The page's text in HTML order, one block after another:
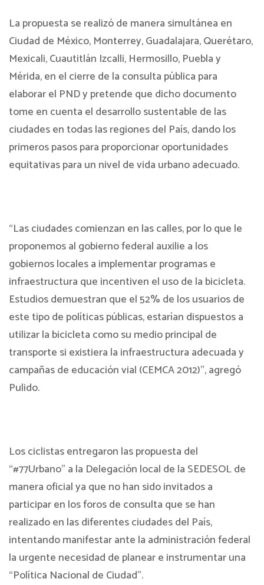
La propuesta se realizó de manera simultánea en
Ciudad de México, Monterrey, Guadalajara, Querétaro,
Mexicali, Cuautitlán Izcalli, Hermosillo, Puebla y
Mérida, en el cierre de la consulta pública para
elaborar el PND y pretende que dicho documento
tome en cuenta el desarrollo sustentable de las
ciudades en todas las regiones del País, dando los
primeros pasos para proporcionar oportunidades
equitativas para un nivel de vida urbano adecuado.
“Las ciudades comienzan en las calles, por lo que le
proponemos al gobierno federal auxilie a los
gobiernos locales a implementar programas e
infraestructura que incentiven el uso de la bicicleta.
Estudios demuestran que el 52% de los usuarios de
este tipo de políticas públicas, estarían dispuestos a
utilizar la bicicleta como su medio principal de
transporte si existiera la infraestructura adecuada y
campañas de educación vial (CEMCA 2012)”, agregó
Pulido.
Los ciclistas entregaron las propuesta del
“#77Urbano” a la Delegación local de la SEDESOL de
manera oficial ya que no han sido invitados a
participar en los foros de consulta que se han
realizado en las diferentes ciudades del País,
intentando manifestar ante la administración federal
la urgente necesidad de planear e instrumentar una
“Política Nacional de Ciudad”.